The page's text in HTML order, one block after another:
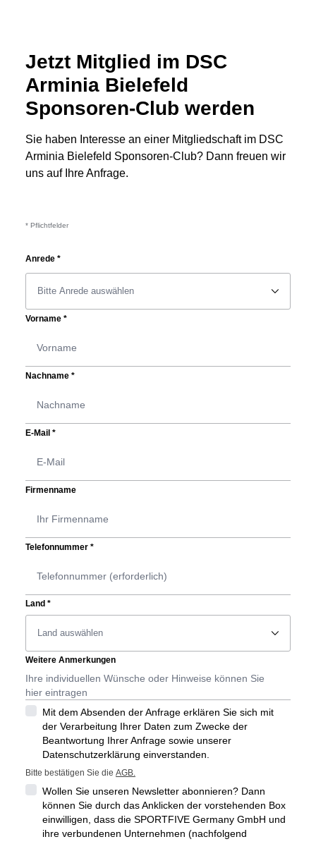
Jetzt Mitglied im DSC
Arminia Bielefeld
Sponsoren-Club werden
Sie haben Interesse an einer Mitgliedschaft im DSC
Arminia Bielefeld Sponsoren-Club? Dann freuen wir
uns auf Ihre Anfrage.
* Pflichtfelder
Anrede *
􀆈
Vorname *
Nachname *
E-Mail *
Firmenname
Telefonnummer *
Land *
􀆈
Weitere Anmerkungen
Mit dem Absenden der Anfrage erklären Sie sich mit
der Verarbeitung Ihrer Daten zum Zwecke der
Beantwortung Ihrer Anfrage sowie unserer
Datenschutzerklärung einverstanden.
Bitte bestätigen Sie die AGB.
Wollen Sie unseren Newsletter abonnieren? Dann
können Sie durch das Anklicken der vorstehenden Box
einwilligen, dass die SPORTFIVE Germany GmbH und
ihre verbundenen Unternehmen (nachfolgend